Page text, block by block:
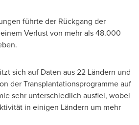
führte der Rückgang der
Verlust von mehr als 48.000
sich auf Daten aus 22 Ländern und
der Transplantationsprogramme auf
sehr unterschiedlich ausfiel, wobei
in einigen Ländern um mehr